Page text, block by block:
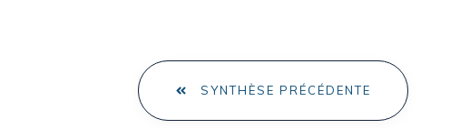
SYNTHÈSE PRÉCÉDENTE